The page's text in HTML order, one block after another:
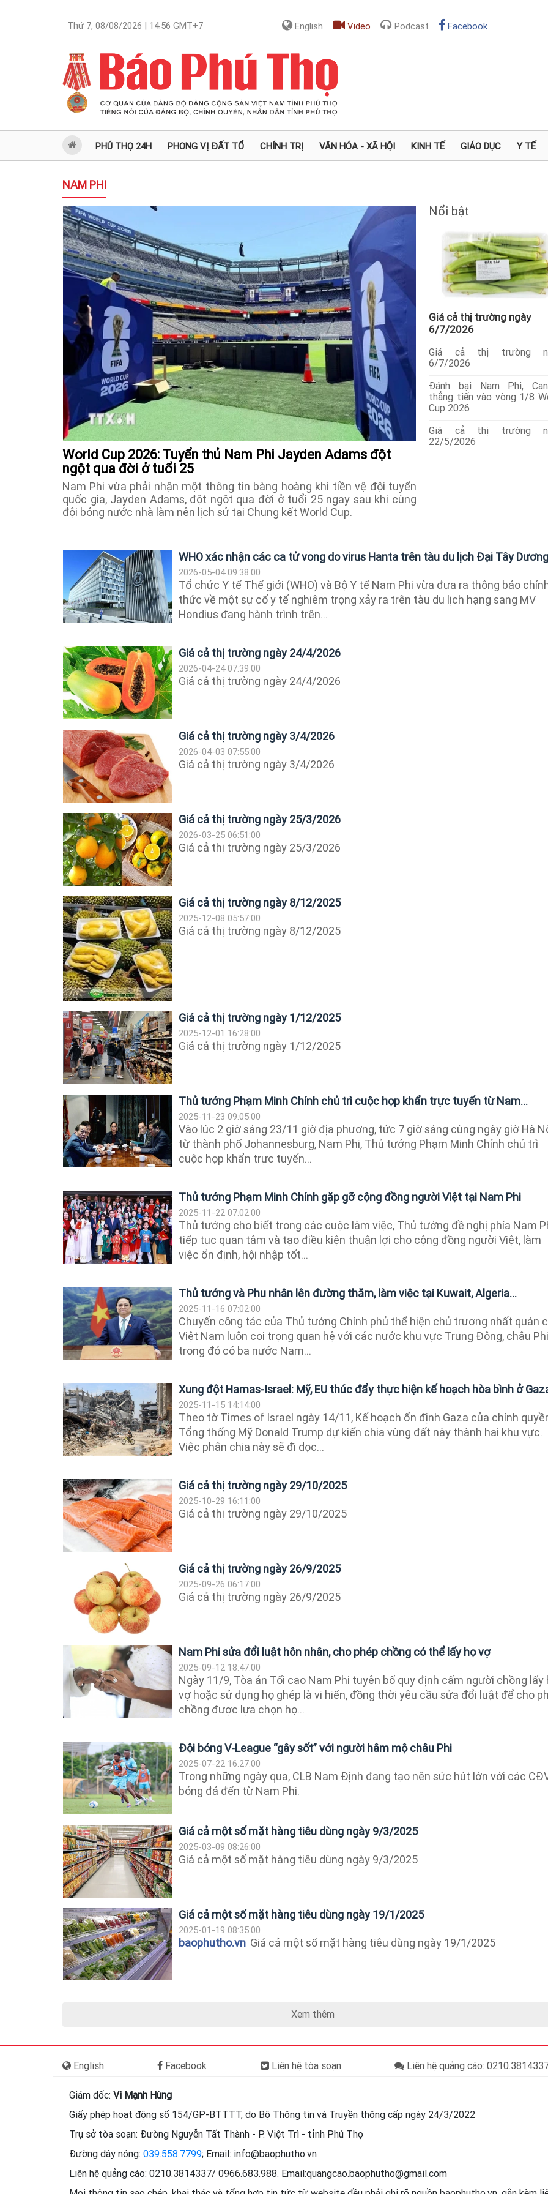
Thứ 7, 08/08/2026 | 14:56 GMT+7 English Video Podcast Facebook
PHÚ THỌ 24H PHONG VỊ ĐẤT TỔ CHÍNH TRỊ VĂN HÓA - XÃ HỘI KINH TẾ GIÁO DỤC Y TẾ
NAM PHI
World Cup 2026: Tuyển thủ Nam Phi Jayden Adams đột
ngột qua đời ở tuổi 25
Nam Phi vừa phải nhận một thông tin bàng hoàng khi tiền vệ đội tuyển
quốc gia, Jayden Adams, đột ngột qua đời ở tuổi 25 ngay sau khi cùng
đội bóng nước nhà làm nên lịch sử tại Chung kết World Cup.
Nổi bật
Giá cả thị trường ngày
6/7/2026
Giá cả thị trường
6/7/2026
Đánh bại Nam Phi,
thẳng tiến vào vòng 1/8
Cup 2026
Giá cả thị trường
22/5/2026
WHO xác nhận các ca tử vong do virus Hanta trên tàu du lịch Đại Tây Dương
2026-05-04 09:38:00
Tổ chức Y tế Thế giới (WHO) và Bộ Y tế Nam Phi vừa đưa ra thông báo
thức về một sự cố y tế nghiêm trọng xảy ra trên tàu du lịch hạng sang MV
Hondius đang hành trình trên...
Giá cả thị trường ngày 24/4/2026
2026-04-24 07:39:00
Giá cả thị trường ngày 24/4/2026
Giá cả thị trường ngày 3/4/2026
2026-04-03 07:55:00
Giá cả thị trường ngày 3/4/2026
Giá cả thị trường ngày 25/3/2026
2026-03-25 06:51:00
Giá cả thị trường ngày 25/3/2026
Giá cả thị trường ngày 8/12/2025
2025-12-08 05:57:00
Giá cả thị trường ngày 8/12/2025
Giá cả thị trường ngày 1/12/2025
2025-12-01 16:28:00
Giá cả thị trường ngày 1/12/2025
Thủ tướng Phạm Minh Chính chủ trì cuộc họp khẩn trực tuyến từ Nam...
2025-11-23 09:05:00
Vào lúc 2 giờ sáng 23/11 giờ địa phương, tức 7 giờ sáng cùng ngày giờ Hà
từ thành phố Johannesburg, Nam Phi, Thủ tướng Phạm Minh Chính chủ trì
cuộc họp khẩn trực tuyến...
Thủ tướng Phạm Minh Chính gặp gỡ cộng đồng người Việt tại Nam Phi
2025-11-22 07:02:00
Thủ tướng cho biết trong các cuộc làm việc, Thủ tướng đề nghị phía Nam
tiếp tục quan tâm và tạo điều kiện thuận lợi cho cộng đồng người Việt, làm
việc ổn định, hội nhập tốt...
Thủ tướng và Phu nhân lên đường thăm, làm việc tại Kuwait, Algeria...
2025-11-16 07:02:00
Chuyến công tác của Thủ tướng Chính phủ thể hiện chủ trương nhất quán
Việt Nam luôn coi trọng quan hệ với các nước khu vực Trung Đông, châu
trong đó có ba nước Nam...
Xung đột Hamas-Israel: Mỹ, EU thúc đẩy thực hiện kế hoạch hòa bình ở
2025-11-15 14:14:00
Theo tờ Times of Israel ngày 14/11, Kế hoạch ổn định Gaza của chính
Tổng thống Mỹ Donald Trump dự kiến chia vùng đất này thành hai khu vực.
Việc phân chia này sẽ đi dọc...
Giá cả thị trường ngày 29/10/2025
2025-10-29 16:11:00
Giá cả thị trường ngày 29/10/2025
Giá cả thị trường ngày 26/9/2025
2025-09-26 06:17:00
Giá cả thị trường ngày 26/9/2025
Nam Phi sửa đổi luật hôn nhân, cho phép chồng có thể lấy họ vợ
2025-09-12 18:47:00
Ngày 11/9, Tòa án Tối cao Nam Phi tuyên bố quy định cấm người chồng lấy
vợ hoặc sử dụng họ ghép là vi hiến, đồng thời yêu cầu sửa đổi luật để cho
chồng được lựa chọn họ...
Đội bóng V-League “gây sốt” với người hâm mộ châu Phi
2025-07-22 16:27:00
Trong những ngày qua, CLB Nam Định đang tạo nên sức hút lớn với các
bóng đá đến từ Nam Phi.
Giá cả một số mặt hàng tiêu dùng ngày 9/3/2025
2025-03-09 08:26:00
Giá cả một số mặt hàng tiêu dùng ngày 9/3/2025
Giá cả một số mặt hàng tiêu dùng ngày 19/1/2025
2025-01-19 08:35:00
baophutho.vn Giá cả một số mặt hàng tiêu dùng ngày 19/1/2025
Xem thêm
English Facebook Liên hệ tòa soạn Liên hệ quảng cáo:
Giám đốc: Vi Mạnh Hùng
Giấy phép hoạt động số 154/GP-BTTTT, do Bộ Thông tin và Truyền thông cấp ngày 24/3/2022
Trụ sở tòa soạn: Đường Nguyễn Tất Thành - P. Việt Trì - tỉnh Phú Thọ
Đường dây nóng: 039.558.7799; Email: info@baophutho.vn
Liên hệ quảng cáo: 0210.3814337/ 0966.683.988. Email:quangcao.baophutho@gmail.com